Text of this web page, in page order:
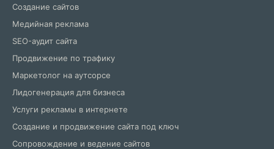
Создание сайтов
Медийная реклама
SEO-аудит сайта
Продвижение по трафику
Маркетолог на аутсорсе
Лидогенерация для бизнеса
Услуги рекламы в интернете
Создание и продвижение сайта под ключ
Сопровождение и ведение сайтов